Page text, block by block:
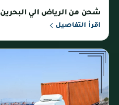
شحن من الرياض الي البحرين
اقرأ التفاصيل